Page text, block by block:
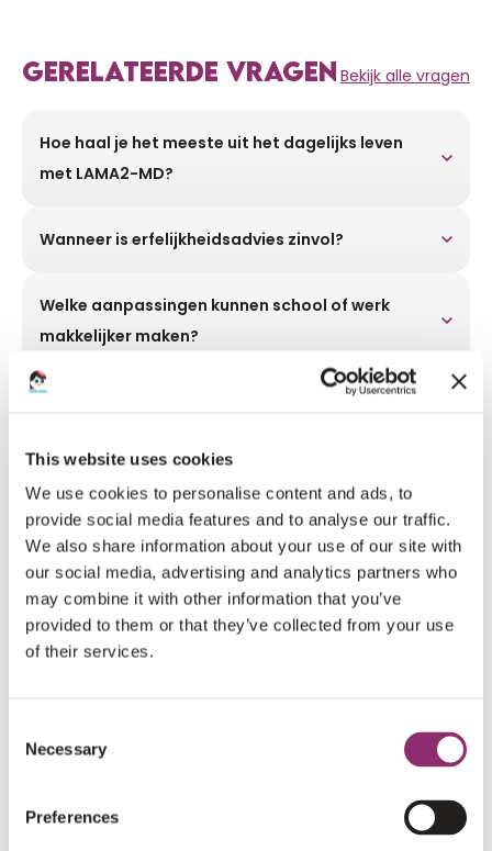
This website uses cookies
We use cookies to personalise content and ads, to
provide social media features and to analyse our traffic.
We also share information about your use of our site with
our social media, advertising and analytics partners who
may combine it with other information that you’ve
provided to them or that they’ve collected from your use
of their services.
Selection
Necessary
Preferences
GERELATEERDE VRAGEN Bekijk alle vragen
Hoe haal je het meeste uit het dagelijks leven
met LAMA2-MD?
Wanneer is erfelijkheidsadvies zinvol?
Welke aanpassingen kunnen school of werk
makkelijker maken?
Waarom is mentale ondersteuning net zo
Waarom is aandacht voor de botten belangrijk
bij LAMA2-MD?
Kun je contracturen en scoliose altijd
voorkomen?
raden?